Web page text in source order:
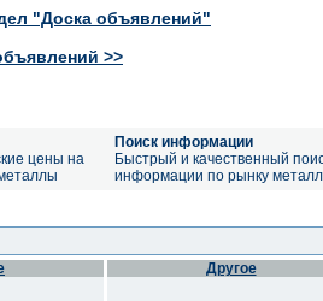
"Доска объявлений"
>>
цены на
Поиск информации
Быстрый и качественный
информации по рынку
Другое